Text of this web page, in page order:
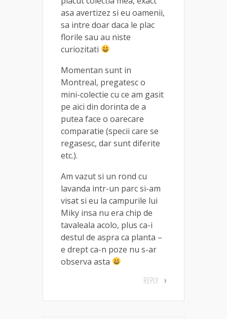
asa avertizez si eu oamenii,
sa intre doar daca le plac
florile sau au niste
curiozitati
Momentan sunt in
Montreal, pregatesc o
mini-colectie cu ce am gasit
pe aici din dorinta de a
putea face o oarecare
comparatie (specii care se
regasesc, dar sunt diferite
etc.).
Am vazut si un rond cu
lavanda intr-un parc si-am
visat si eu la campurile lui
Miky insa nu era chip de
tavaleala acolo, plus ca-i
destul de aspra ca planta –
e drept ca-n poze nu s-ar
observa asta
REPLY